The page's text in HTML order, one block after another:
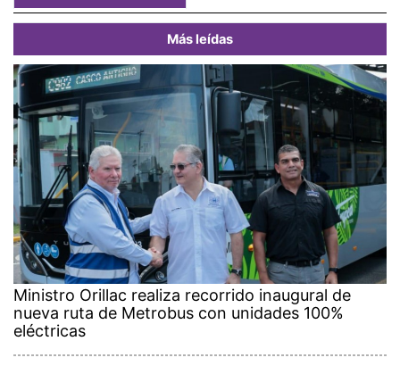
Más leídas
Ministro Orillac realiza recorrido inaugural de
nueva ruta de Metrobus con unidades 100%
eléctricas